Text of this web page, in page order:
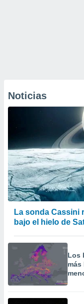
Noticias
La sonda Cassini
bajo el hielo de
Los
más